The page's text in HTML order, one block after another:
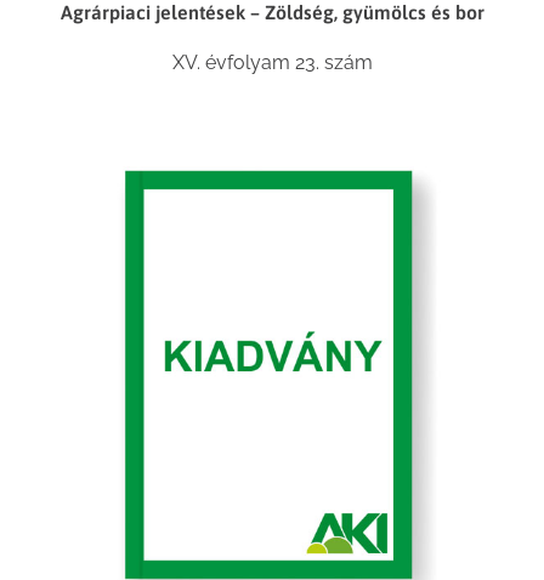
Agrárpiaci jelentések – Zöldség, gyümölcs és bor
XV. évfolyam 23. szám